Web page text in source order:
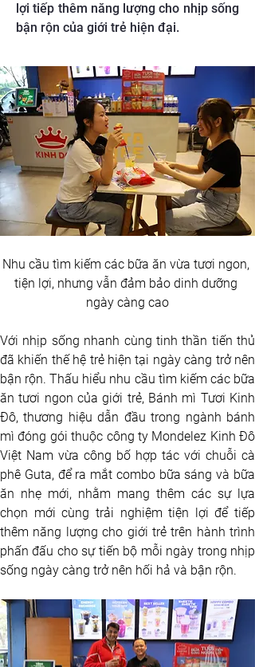
lợi tiếp thêm năng lượng cho nhịp sống
bận rộn của giới trẻ hiện đại.
Nhu cầu tìm kiếm các bữa ăn vừa tươi ngon,
tiện lợi, nhưng vẫn đảm bảo dinh dưỡng
ngày càng cao
Với nhịp sống nhanh cùng tinh thần tiến thủ
đã khiến thế hệ trẻ hiện tại ngày càng trở nên
bận rộn. Thấu hiểu nhu cầu tìm kiếm các bữa
ăn tươi ngon của giới trẻ, Bánh mì Tươi Kinh
Đô, thương hiệu dẫn đầu trong ngành bánh
mì đóng gói thuộc công ty Mondelez Kinh Đô
Việt Nam vừa công bố hợp tác với chuỗi cà
phê Guta, để ra mắt combo bữa sáng và bữa
ăn nhẹ mới, nhằm mang thêm các sự lựa
chọn mới cùng trải nghiệm tiện lợi để tiếp
thêm năng lượng cho giới trẻ trên hành trình
phấn đấu cho sự tiến bộ mỗi ngày trong nhịp
sống ngày càng trở nên hối hả và bận rộn.